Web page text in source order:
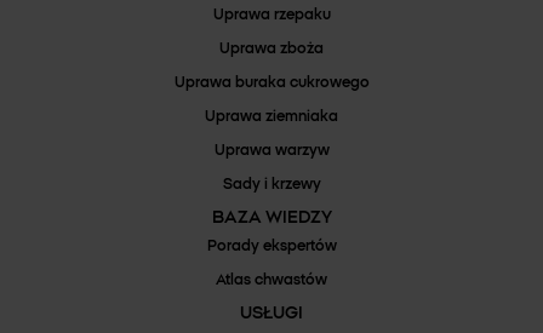
Uprawa rzepaku
Uprawa zboża
Uprawa buraka cukrowego
Uprawa ziemniaka
Uprawa warzyw
Sady i krzewy
BAZA WIEDZY
Porady ekspertów
Atlas chwastów
USŁUGI